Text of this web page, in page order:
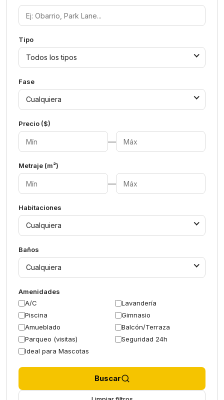
Tipo
Todos los tipos
Fase
Cualquiera
Precio ($)
—
Metraje (m²)
—
Habitaciones
Cualquiera
Baños
Cualquiera
Amenidades
A/C
Lavandería
Piscina
Gimnasio
Amueblado
Balcón/Terraza
Parqueo (visitas)
Seguridad 24h
Ideal para Mascotas
Buscar